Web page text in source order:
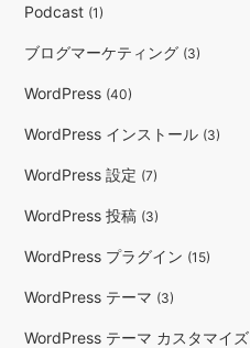
Podcast (1)
ブログマーケティング (3)
WordPress (40)
WordPress インストール (3)
WordPress 設定 (7)
WordPress 投稿 (3)
WordPress プラグイン (15)
WordPress テーマ (3)
WordPress テーマ カスタマイズ